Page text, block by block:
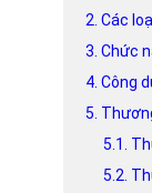
2. Các
3. Chức
4. Công
5.
5.1.
5.2.